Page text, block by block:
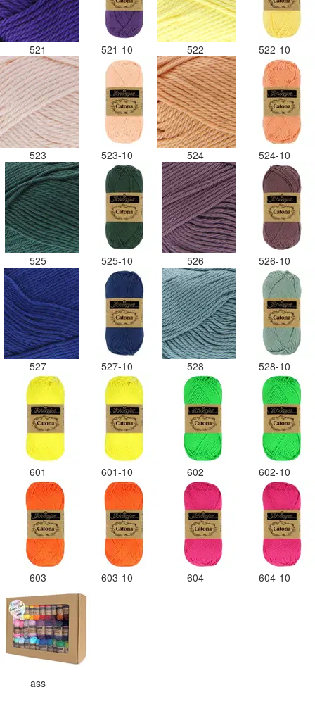
521 521-10 522 522-10
523 523-10 524 524-10
525 525-10 526 526-10
527 527-10 528 528-10
601 601-10 602 602-10
603 603-10 604 604-10
ass